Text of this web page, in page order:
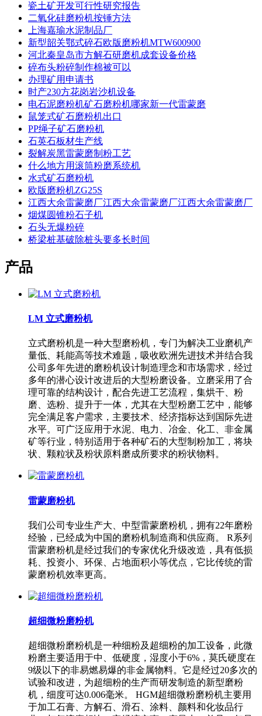
瓷土矿开发可行性研究报告
二氧化硅磨粉机按锤方法
上海嘉瑜水泥制品厂
新型韶关鄂式碎石欧版磨粉机MTW600900
河北秦皇岛市方解石研磨机成套设备价格
碎布头粉碎制作棉被可以
办理矿用申请书
时产230方花岗岩沙机设备
电石泥磨粉机矿石磨粉机哪家新一代雷蒙磨
鼠笼式矿石磨粉机出口
PP绳子矿石磨粉机
石英石板材生产线
裂解炭黑雷蒙磨制粉工艺
什么地方用滚筒粉磨系统机
水式矿石磨粉机
欧版磨粉机ZG25S
江西大余雷蒙磨厂江西大余雷蒙磨厂江西大余雷蒙磨厂
烟煤圆锥粉石子机
石头无爆粉碎
桥梁桩基破除桩头要多长时间
产品
LM 立式磨粉机
立式磨粉机是一种大型磨粉机，专门为解决工业磨机产
量低、耗能高等技术难题，吸收欧洲先进技术并结合我
公司多年先进的磨粉机设计制造理念和市场需求，经过
多年的潜心设计改进后的大型粉磨设备。立磨采用了合
理可靠的结构设计，配合先进工艺流程，集烘干、粉
磨、选粉、提升于一体，尤其在大型粉磨工艺中，能够
完全满足客户需求，主要技术、经济指标达到国际先进
水平。可广泛应用于水泥、电力、冶金、化工、非金属
矿等行业，特别适用于各种矿石的大型制粉加工，将块
状、颗粒状及粉状原料磨成所要求的粉状物料。
雷蒙磨粉机
我们公司专业生产大、中型雷蒙磨粉机，拥有22年磨粉
经验，已经成为中国的磨粉机制造商和供应商。 R系列
雷蒙磨粉机是经过我们的专家优化升级改造，具有低损
耗、投资小、环保、占地面积小等优点，它比传统的雷
蒙磨粉机效率更高。
超细微粉磨粉机
超细微粉磨粉机是一种细粉及超细粉的加工设备，此微
粉磨主要适用于中、低硬度，湿度小于6%，莫氏硬度在
9级以下的非易燃易爆的非金属物料。它是经过20多次的
试验和改进，为超细粉的生产而研发制造的新型磨粉
机，细度可达0.006毫米。 HGM超细微粉磨粉机主要用
于加工石膏、方解石、滑石、涂料、颜料和化妆品行